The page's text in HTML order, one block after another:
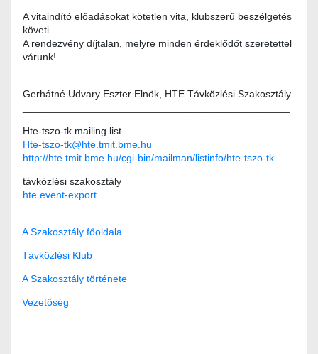
A vitaindító előadásokat kötetlen vita, klubszerű beszélgetés
követi.
A rendezvény díjtalan, melyre minden érdeklődőt szeretettel
várunk!
Gerhátné Udvary Eszter Elnök, HTE Távközlési Szakosztály
Hte-tszo-tk mailing list
Hte-tszo-tk@hte.tmit.bme.hu
http://hte.tmit.bme.hu/cgi-bin/mailman/listinfo/hte-tszo-tk
távközlési szakosztály
hte.event-export
A Szakosztály főoldala
Távközlési Klub
A Szakosztály története
Vezetőség